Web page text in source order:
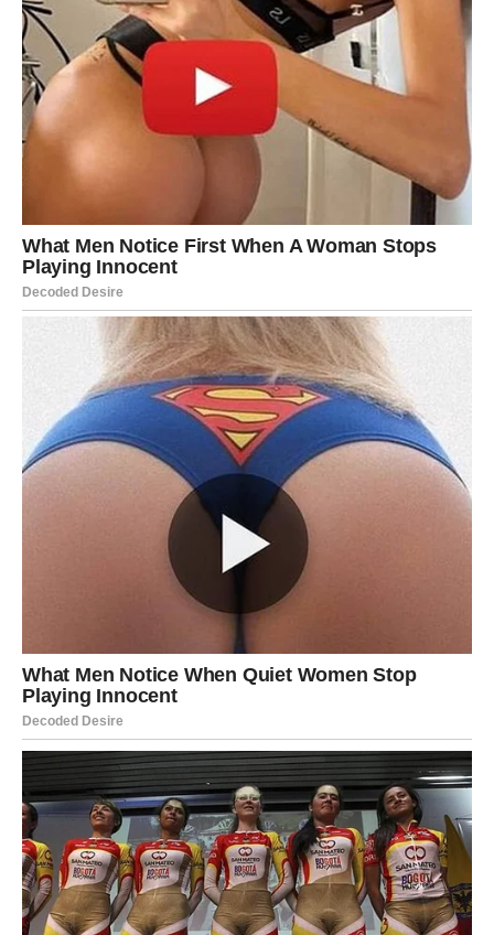
njihovom srcu treba.
Na porodičnom planu moguće je više obaveza, ali i više
podrške. Rak će u jednom trenutku shvatiti da nije sam
onoliko koliko je mislio. Ovaj period ga uči da ne mora
uvek biti taj koji svima daje snagu, već da i sam može da
je primi.
Lav
Lav ulazi u period u kojem zaista sija od sreće. Posle
vremena u kojem je možda sumnjao, čekao ili se osećao
kao da daje više nego što dobija, sada dolaze dani kada
mu se vraća energija, osmeh i osećaj da je život ponovo
na njegovoj strani. Ovo je vreme kada Lav može biti
primećen, pohvaljen, voljen i nagrađen za ono što jeste.
Na poslovnom planu moguće su veoma lepe vesti. Neki
Lavovi mogu dobiti priznanje, priliku, ponudu ili znak da je
njihovo vreme konačno došlo. Ako su se trudili i ćutke
nosili teret svojih obaveza, sada dolazi period u kojem će
Na ljubavnom planu Lav blista posebnom energijom.
Privlači pažnju gde god da se pojavi, a njegovo
samopouzdanje raste. Oni koji su u vezi mogu ući u lepšu
i strastveniju fazu odnosa, dok slobodni Lavovi mogu
upoznati osobu koja im budi jake emocije i osećaj da su
konačno na istoj talasnoj dužini sa nekim.
Lav sada treba da veruje sebi više nego ikad. Ovo je
njegov period osvajanja, radosti i povratka unutrašnje